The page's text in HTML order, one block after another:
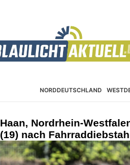
NORDDEUTSCHLAND
Haan, Nordrhein-
(19) nach